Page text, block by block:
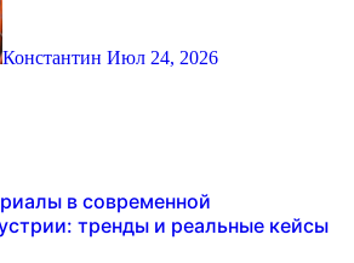
Константин Июл 24, 2026
в современной
тренды и реальные кейсы